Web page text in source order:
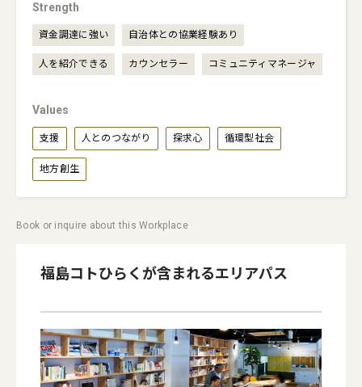
Strength
資金調達に強い 自治体との協業経験あり
人を紹介できる カウンセラー コミュニティマネージャ
Values
支援 人とのつながり 探求心 循環型社会
地方創生
Book or inquire about this Workplace
福島コトひらく が含まれるエリアパス